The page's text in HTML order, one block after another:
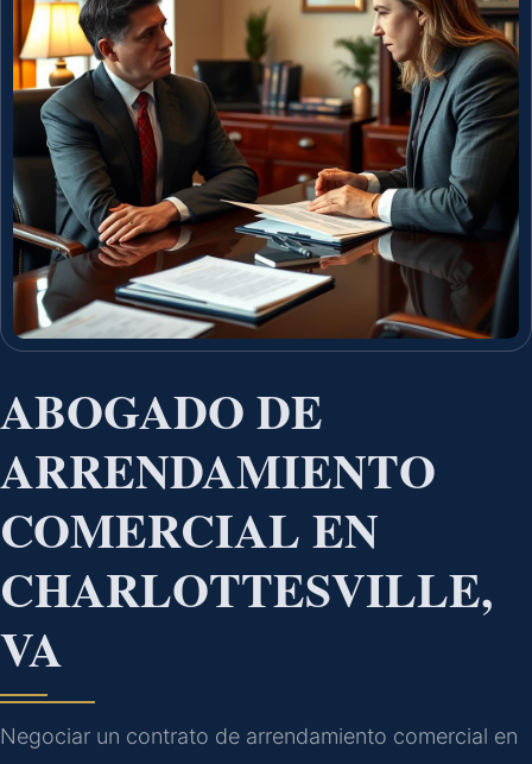
ABOGADO DE
ARRENDAMIENTO
COMERCIAL EN
CHARLOTTESVILLE,
VA
Negociar un contrato de arrendamiento comercial en